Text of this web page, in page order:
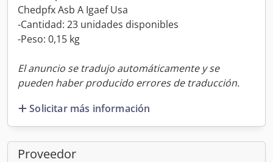
Chedpfx Asb A Igaef Usa
-Cantidad: 23 unidades disponibles
-Peso: 0,15 kg
El anuncio se tradujo automáticamente y se
pueden haber producido errores de traducción.
Solicitar más información
Proveedor